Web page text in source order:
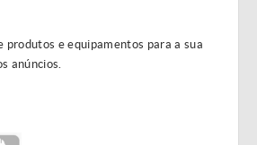
produtos e equipamentos para a sua
anúncios.